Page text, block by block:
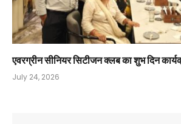
एवरग्रीन सीनियर सिटीजन क्लब का शुभ दिन
July 24, 2026